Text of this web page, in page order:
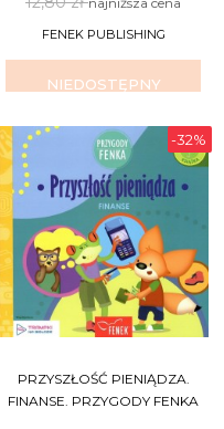
FENEK PUBLISHING
NIEDOSTĘPNY
-32%
PRZYSZŁOŚĆ PIENIĄDZA.
FINANSE. PRZYGODY FENKA